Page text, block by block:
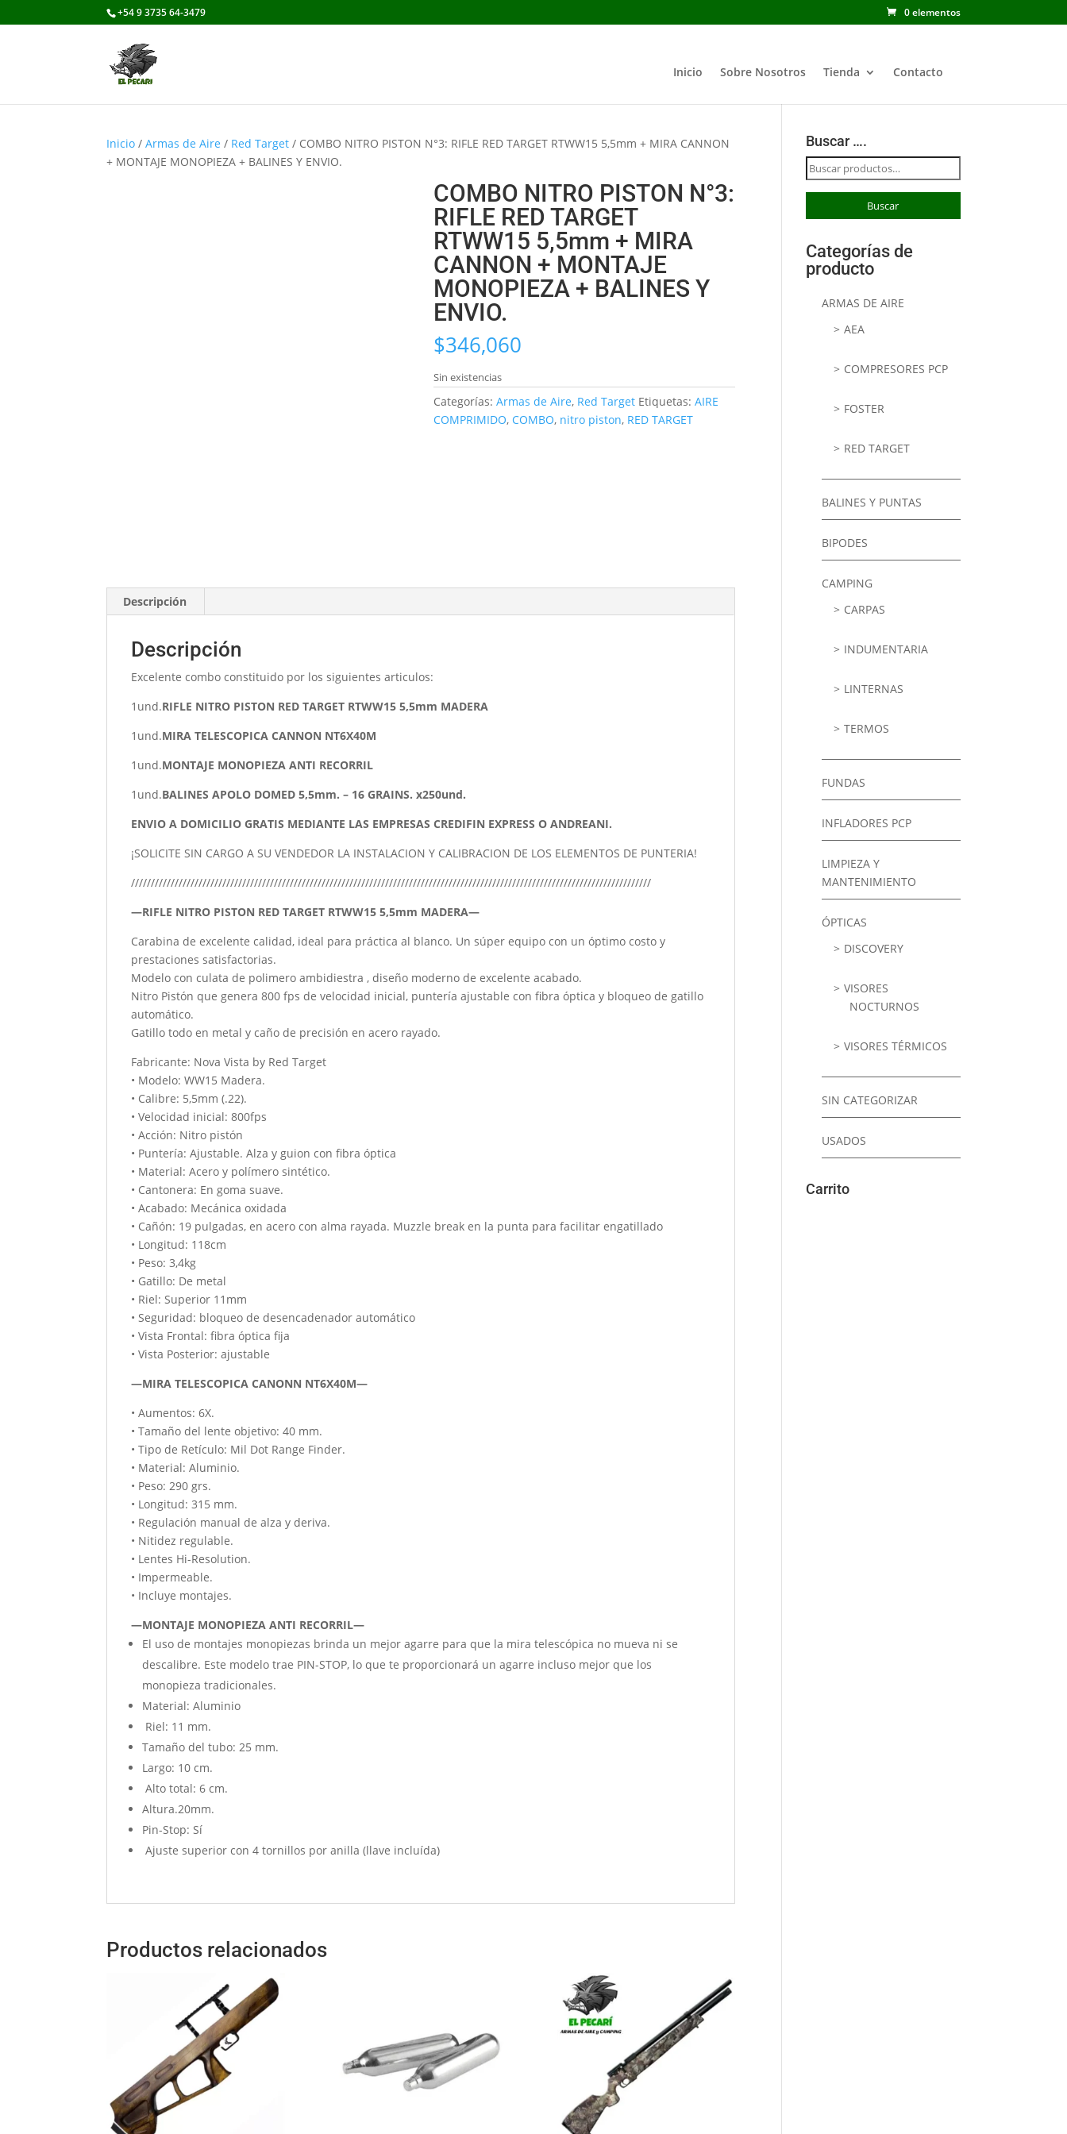
+54 9 3735 64-3479 0 elementos
Inicio Sobre Nosotros Tienda Contacto
Inicio /Armas de Aire / Red Target / COMBO NITRO PISTON N°3: RIFLE RED TARGET RTWW15 5,5mm + MIRA CANNON
+ MONTAJE MONOPIEZA + BALINES Y ENVIO.
COMBO NITRO PISTON N°3:
RIFLE RED TARGET
RTWW15 5,5mm + MIRA
CANNON + MONTAJE
MONOPIEZA + BALINES Y
ENVIO.
$346,060
Sin existencias
Categorías:Armas de Aire, Red Target Etiquetas:AIRE
COMPRIMIDO, COMBO, nitro piston, RED TARGET
Descripción
Descripción
Excelente combo constituido por los siguientes articulos:
1und.RIFLE NITRO PISTON RED TARGET RTWW15 5,5mm MADERA
1und.MIRA TELESCOPICA CANNON NT6X40M
1und.MONTAJE MONOPIEZA ANTI RECORRIL
1und.BALINES APOLO DOMED 5,5mm. – 16 GRAINS. x250und.
ENVIO A DOMICILIO GRATIS MEDIANTE LAS EMPRESAS CREDIFIN EXPRESS O ANDREANI.
¡SOLICITE SIN CARGO A SU VENDEDOR LA INSTALACION Y CALIBRACION DE LOS ELEMENTOS DE PUNTERIA!
///////////////////////////////////////////////////////////////////////////////////////////////////////////////////////////////////
—RIFLE NITRO PISTON RED TARGET RTWW15 5,5mm MADERA—
Carabina de excelente calidad, ideal para práctica al blanco. Un súper equipo con un óptimo costo y
prestaciones satisfactorias.
Modelo con culata de polimero ambidiestra , diseño moderno de excelente acabado.
Nitro Pistón que genera 800 fps de velocidad inicial, puntería ajustable con fibra óptica y bloqueo de gatillo
automático.
Gatillo todo en metal y caño de precisión en acero rayado.
Fabricante: Nova Vista by Red Target
• Modelo: WW15 Madera.
• Calibre: 5,5mm (.22).
• Velocidad inicial: 800fps
• Acción: Nitro pistón
• Puntería: Ajustable. Alza y guion con fibra óptica
• Material: Acero y polímero sintético.
• Cantonera: En goma suave.
• Acabado: Mecánica oxidada
• Cañón: 19 pulgadas, en acero con alma rayada. Muzzle break en la punta para facilitar engatillado
• Longitud: 118cm
• Peso: 3,4kg
• Gatillo: De metal
• Riel: Superior 11mm
• Seguridad: bloqueo de desencadenador automático
• Vista Frontal: fibra óptica fija
• Vista Posterior: ajustable
—MIRA TELESCOPICA CANONN NT6X40M—
• Aumentos: 6X.
• Tamaño del lente objetivo: 40 mm.
• Tipo de Retículo: Mil Dot Range Finder.
• Material: Aluminio.
• Peso: 290 grs.
• Longitud: 315 mm.
• Regulación manual de alza y deriva.
• Nitidez regulable.
• Lentes Hi-Resolution.
• Impermeable.
• Incluye montajes.
—MONTAJE MONOPIEZA ANTI RECORRIL—
El uso de montajes monopiezas brinda un mejor agarre para que la mira telescópica no mueva ni se
descalibre. Este modelo trae PIN-STOP, lo que te proporcionará un agarre incluso mejor que los
monopieza tradicionales.
Material: Aluminio
Riel: 11 mm.
Tamaño del tubo: 25 mm.
Largo: 10 cm.
Alto total: 6 cm.
Altura.20mm.
Pin-Stop: Sí
Ajuste superior con 4 tornillos por anilla (llave incluída)
Productos relacionados
Buscar ….
Buscar
por:
Buscar
Categorías de
producto
ARMAS DE AIRE
AEA
COMPRESORES PCP
FOSTER
RED TARGET
BALINES Y PUNTAS
BIPODES
CAMPING
CARPAS
INDUMENTARIA
LINTERNAS
TERMOS
FUNDAS
INFLADORES PCP
LIMPIEZA Y
MANTENIMIENTO
ÓPTICAS
DISCOVERY
VISORES
NOCTURNOS
VISORES TÉRMICOS
SIN CATEGORIZAR
USADOS
Carrito